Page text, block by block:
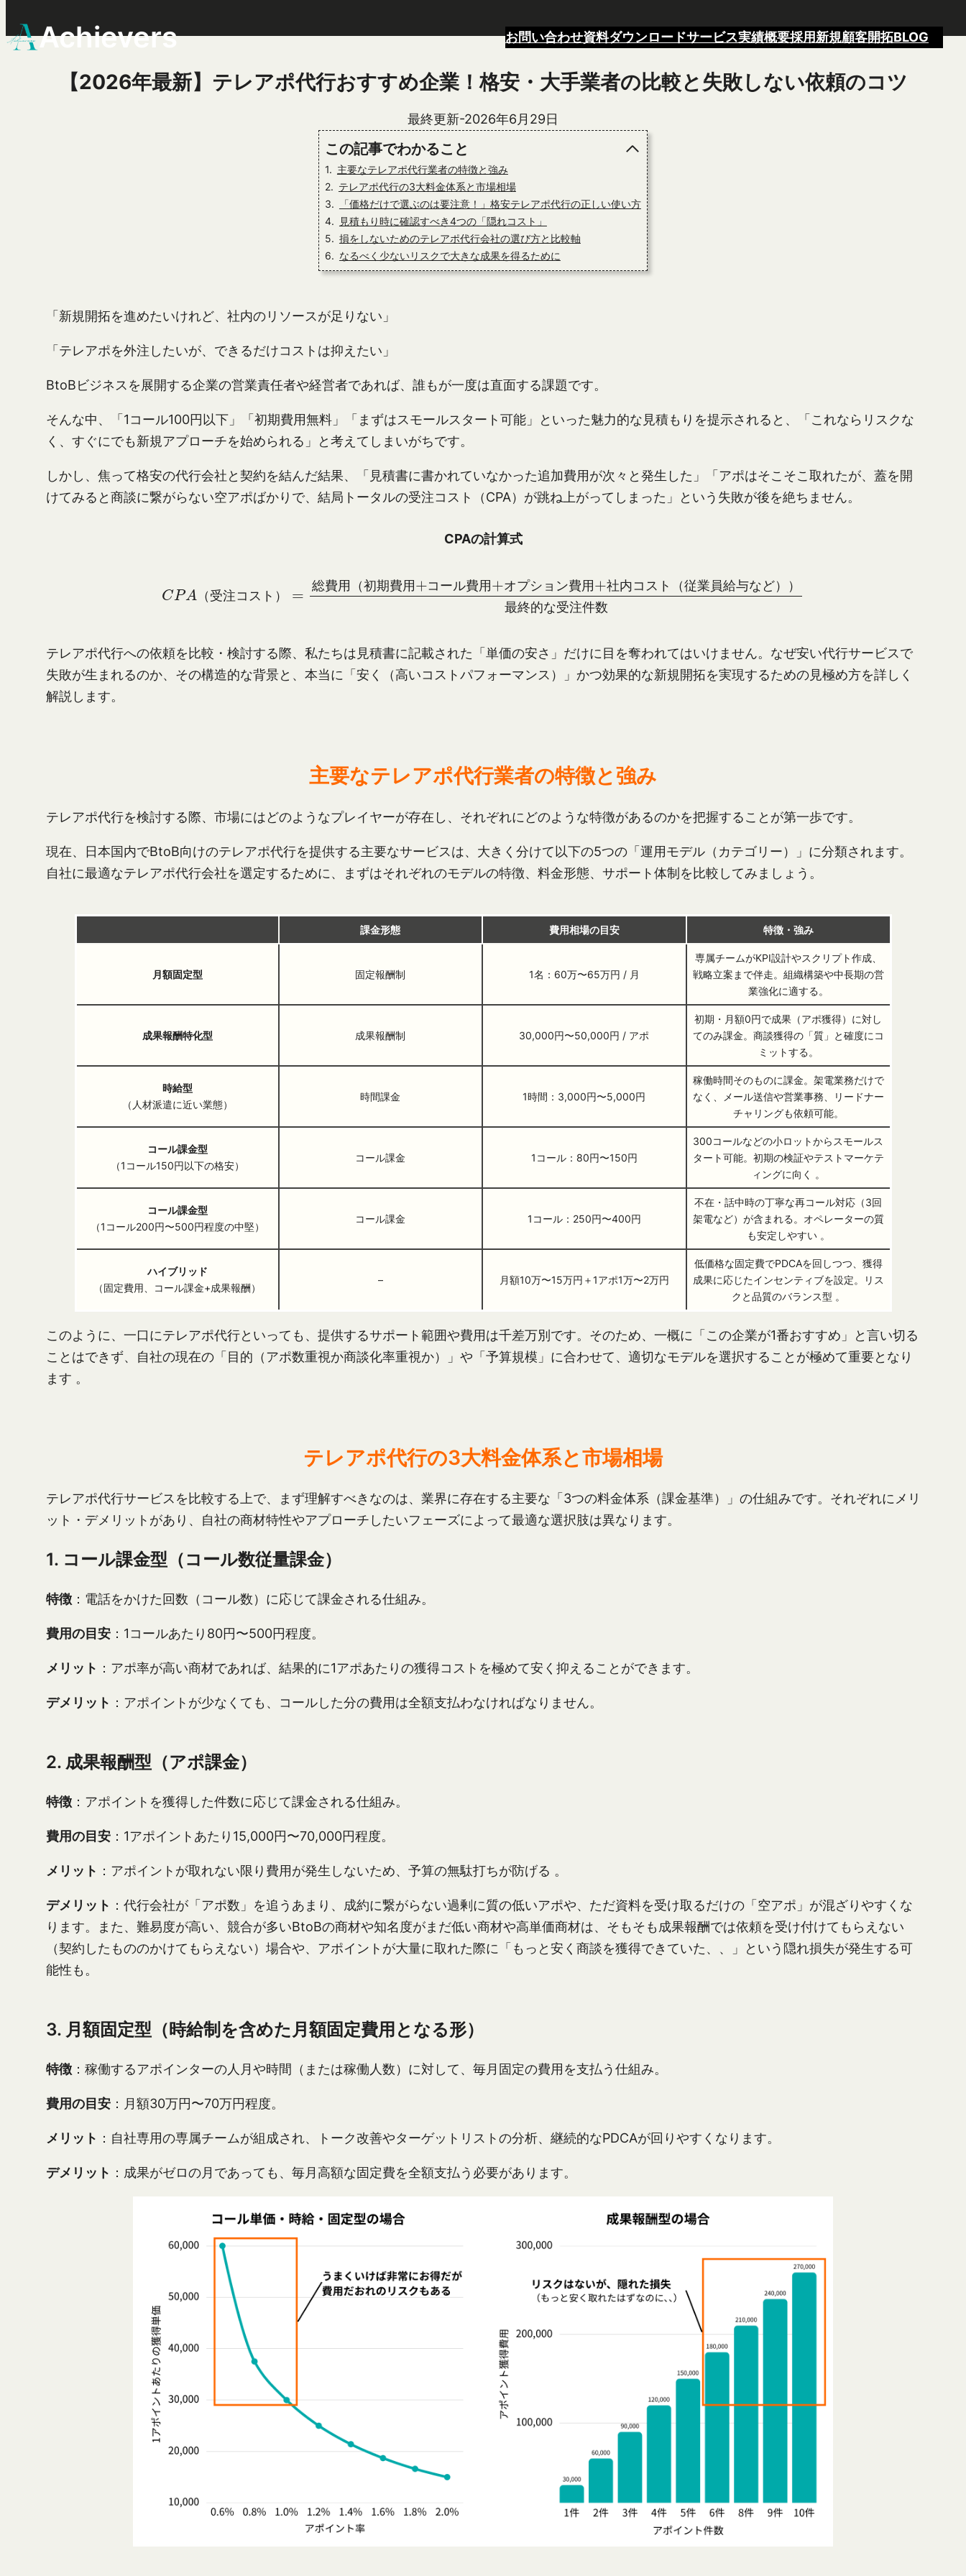
Achievers お問い合わせ資料ダウンロードサービス実績概要採用新規顧客開拓BLOG
【2026年最新】テレアポ代行おすすめ企業！格安・大手業者の比較と失敗しない依頼のコツ
最終更新-2026年6月29日
この記事でわかること
主要なテレアポ代行業者の特徴と強み
テレアポ代行の3大料金体系と市場相場
「価格だけで選ぶのは要注意！」格安テレアポ代行の正しい使い方
見積もり時に確認すべき4つの「隠れコスト」
損をしないためのテレアポ代行会社の選び方と比較軸
なるべく少ないリスクで大きな成果を得るために
「新規開拓を進めたいけれど、社内のリソースが足りない」
「テレアポを外注したいが、できるだけコストは抑えたい」
BtoBビジネスを展開する企業の営業責任者や経営者であれば、誰もが一度は直面する課題です。
そんな中、「1コール100円以下」「初期費用無料」「まずはスモールスタート可能」といった魅力的な見積もりを提示されると、「これならリスクな
く、すぐにでも新規アプローチを始められる」と考えてしまいがちです。
しかし、焦って格安の代行会社と契約を結んだ結果、「見積書に書かれていなかった追加費用が次々と発生した」「アポはそこそこ取れたが、蓋を開
けてみると商談に繋がらない空アポばかりで、結局トータルの受注コスト（CPA）が跳ね上がってしまった」という失敗が後を絶ちません。
CPAの計算式
（ 受 注 コ ス ）
総費 用 （ 初 期 費 用 コ ール 費 用 オ プ シ ョ ン 費 用 社内 コ ス （ 従 業 員 給 与 な ど ） ）
最 終 な 受 注 数
CPA（受注コスト） = \frac{\text{総費用（初期費用+コール費用+オプション費用+社内コスト（従業員給与など））}}{\text{最終的な受注件数}}
テレアポ代行への依頼を比較・検討する際、私たちは見積書に記載された「単価の安さ」だけに目を奪われてはいけません。なぜ安い代行サービスで
失敗が生まれるのか、その構造的な背景と、本当に「安く（高いコストパフォーマンス）」かつ効果的な新規開拓を実現するための見極め方を詳しく
解説します。
主要なテレアポ代行業者の特徴と強み
テレアポ代行を検討する際、市場にはどのようなプレイヤーが存在し、それぞれにどのような特徴があるのかを把握することが第一歩です。
現在、日本国内でBtoB向けのテレアポ代行を提供する主要なサービスは、大きく分けて以下の5つの「運用モデル（カテゴリー）」に分類されます。
自社に最適なテレアポ代行会社を選定するために、まずはそれぞれのモデルの特徴、料金形態、サポート体制を比較してみましょう。
課金形態 費用相場の目安 特徴・強み
月額固定型 固定報酬制 1名：60万〜65万円 / 月
専属チームがKPI設計やスクリプト作成、
戦略立案まで伴走。組織構築や中長期の営
業強化に適する。
成果報酬特化型 成果報酬制 30,000円〜50,000円 / アポ
初期・月額0円で成果（アポ獲得）に対し
てのみ課金。商談獲得の「質」と確度にコ
ミットする。
時給型
（人材派遣に近い業態）
時間課金 1時間：3,000円〜5,000円
稼働時間そのものに課金。架電業務だけで
なく、メール送信や営業事務、リードナー
チャリングも依頼可能。
コール課金型
（1コール150円以下の格安）
コール課金 1コール：80円〜150円
300コールなどの小ロットからスモールス
タート可能。初期の検証やテストマーケテ
ィングに向く 。
コール課金型
（1コール200円〜500円程度の中堅）
コール課金 1コール：250円〜400円
不在・話中時の丁寧な再コール対応（3回
架電など）が含まれる。オペレーターの質
も安定しやすい 。
ハイブリッド
（固定費用、コール課金+成果報酬）
– 月額10万〜15万円＋1アポ1万〜2万円
低価格な固定費でPDCAを回しつつ、獲得
成果に応じたインセンティブを設定。リス
クと品質のバランス型 。
このように、一口にテレアポ代行といっても、提供するサポート範囲や費用は千差万別です。そのため、一概に「この企業が1番おすすめ」と言い切る
ことはできず、自社の現在の「目的（アポ数重視か商談化率重視か）」や「予算規模」に合わせて、適切なモデルを選択することが極めて重要となり
ます 。
テレアポ代行の3大料金体系と市場相場
テレアポ代行サービスを比較する上で、まず理解すべきなのは、業界に存在する主要な「3つの料金体系（課金基準）」の仕組みです。それぞれにメリ
ット・デメリットがあり、自社の商材特性やアプローチしたいフェーズによって最適な選択肢は異なります。
1. コール課金型（コール数従量課金）
特徴：電話をかけた回数（コール数）に応じて課金される仕組み。
費用の目安：1コールあたり80円〜500円程度。
メリット ：アポ率が高い商材であれば、結果的に1アポあたりの獲得コストを極めて安く抑えることができます。
デメリット ：アポイントが少なくても、コールした分の費用は全額支払わなければなりません。
2. 成果報酬型（アポ課金）
特徴：アポイントを獲得した件数に応じて課金される仕組み。
費用の目安：1アポイントあたり15,000円〜70,000円程度。
メリット ：アポイントが取れない限り費用が発生しないため、予算の無駄打ちが防げる 。
デメリット ：代行会社が「アポ数」を追うあまり、成約に繋がらない過剰に質の低いアポや、ただ資料を受け取るだけの「空アポ」が混ざりやすくな
ります。また、難易度が高い、競合が多いBtoBの商材や知名度がまだ低い商材や高単価商材は、そもそも成果報酬では依頼を受け付けてもらえない
（契約したもののかけてもらえない）場合や、アポイントが大量に取れた際に「もっと安く商談を獲得できていた、、」という隠れ損失が発生する可
能性も。
3. 月額固定型（時給制を含めた月額固定費用となる形）
特徴：稼働するアポインターの人月や時間（または稼働人数）に対して、毎月固定の費用を支払う仕組み。
費用の目安：月額30万円〜70万円程度。
メリット ：自社専用の専属チームが組成され、トーク改善やターゲットリストの分析、継続的なPDCAが回りやすくなります。
デメリット ：成果がゼロの月であっても、毎月高額な固定費を全額支払う必要があります。